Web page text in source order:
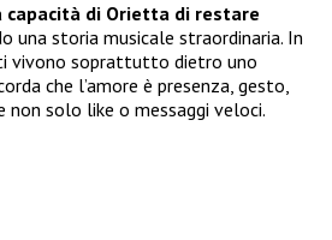
di Orietta di restare
una storia musicale straordinaria. In
vivono soprattutto dietro uno
che l’amore è presenza, gesto,
non solo like o messaggi veloci.